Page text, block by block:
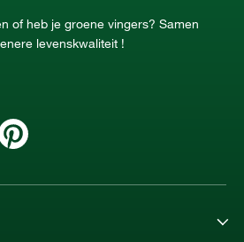
of heb je groene vingers? Samen
levenskwaliteit !